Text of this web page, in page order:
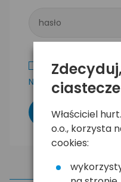
hasło
Zapamiętaj mnie
Nie pamiętam hasła
Właściciel
o.o., korzysta
cookies: